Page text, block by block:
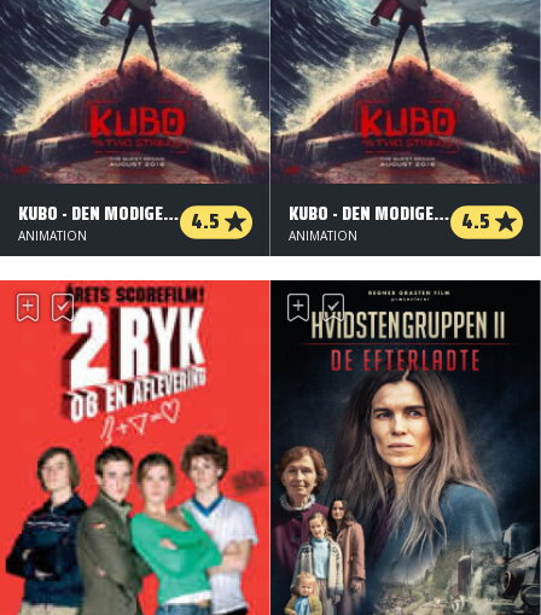
KUBO - DEN MODIGE SAMURAI - 2 D - DANSK TALE 4.5
ANIMATION
KUBO - DEN MODIGE SAMURAI - 3 D - DANSK TALE 4.5
ANIMATION